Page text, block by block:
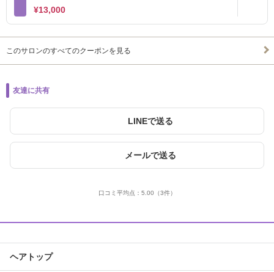
¥13,000
このサロンのすべてのクーポンを見る
友達に共有
LINEで送る
メールで送る
口コミ平均点： 5.00 （3件）
ヘアトップ